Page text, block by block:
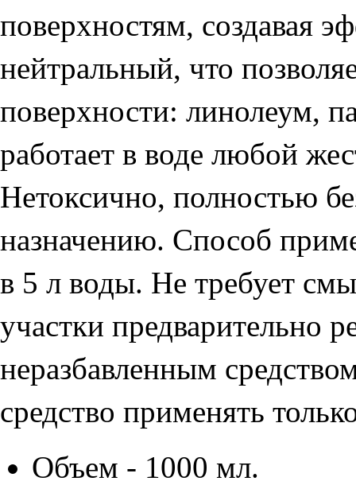
поверхностям, создавая
нейтральный, что
поверхности: линолеум,
работает в воде любой
Нетоксично, полностью
назначению. Способ
в 5 л воды. Не требует
участки предварительно
неразбавленным
средство применять
Объем - 1000 мл.